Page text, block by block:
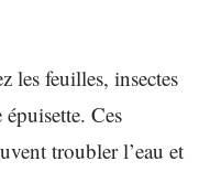
les feuilles, insectes
Ces
troubler l’eau et